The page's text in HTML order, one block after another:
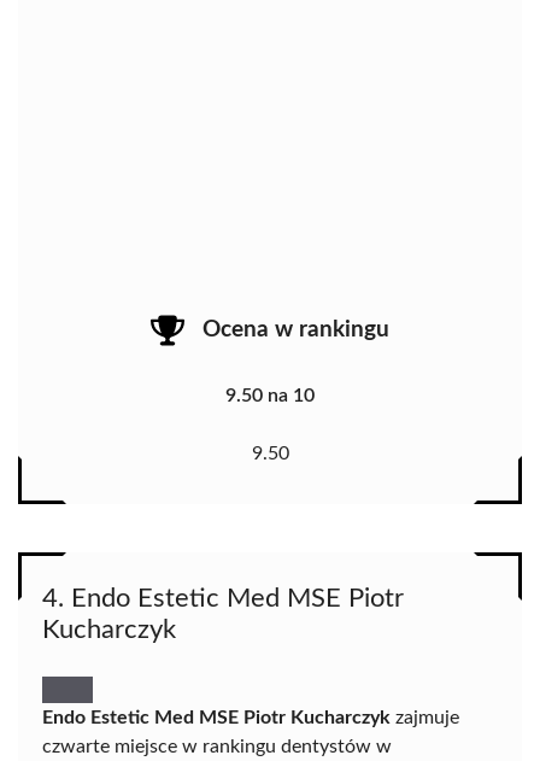
Ocena w rankingu
9.50 na 10
9.50
4. Endo Estetic Med MSE Piotr
Kucharczyk
Endo Estetic Med MSE Piotr Kucharczyk zajmuje
czwarte miejsce w rankingu dentystów w